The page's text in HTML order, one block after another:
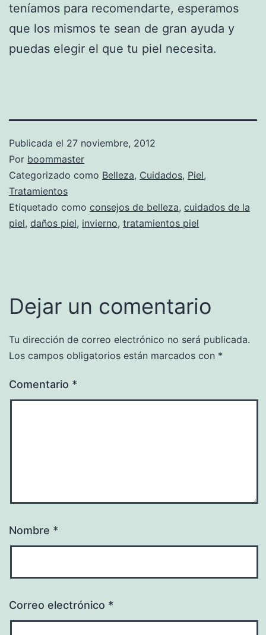
teníamos para recomendarte, esperamos
que los mismos te sean de gran ayuda y
puedas elegir el que tu piel necesita.
Publicada el 27 noviembre, 2012
Por boommaster
Categorizado como Belleza, Cuidados, Piel,
Tratamientos
Etiquetado como consejos de belleza, cuidados de la
piel, daños piel, invierno, tratamientos piel
Dejar un comentario
Tu dirección de correo electrónico no será publicada.
Los campos obligatorios están marcados con *
Comentario *
Nombre *
Correo electrónico *